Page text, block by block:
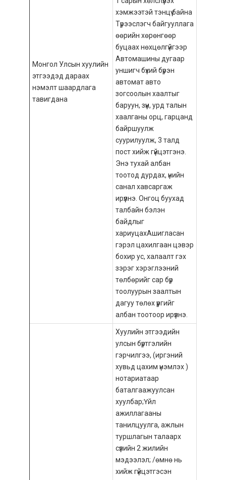
Монгол Улсын хуулийн
этгээдэд дараах
нэмэлт шаардлага
тавигдана
хэмжээтэй тэнцүү байна
Түрээслэгч байгууллага
өөрийн хөрөнгөөр
буцаах нөхцөлгүйгээр
Автомашины дугаар
уншигч бүхий бүрэн
автомат авто
зогсоолын хаалтыг
баруун, зүүн, урд талын
хаалганы орц, гарцанд
байршуулж
суурилуулж, 3 талд
пост хийж гүйцэтгэнэ.
Энэ тухай албан
тоотод дурдах, үнийн
санал хавсаргаж
ирүүлнэ. Онгоц буухад
талбайн бэлэн
байдлыг
хариуцахАшигласан
гэрэл цахилгаан цэвэр
бохир ус, халаалт гэх
зэрэг хэрэглээний
төлбөрийг сар бүр
тоолуурын заалтын
дагуу төлөх үүргийг
албан тоотоор ирүүлнэ.
Хуулийн этгээдийн
улсын бүртгэлийн
гэрчилгээ, (иргэний
хувьд цахим үнэмлэх )
нотариатаар
баталгаажуулсан
хуулбар;Үйл
ажиллагааны
танилцуулга, ажлын
туршлагын талаарх
сүүлийн 2 жилийн
мэдээлэл; /өмнө нь
хийж гүйцэтгэсэн